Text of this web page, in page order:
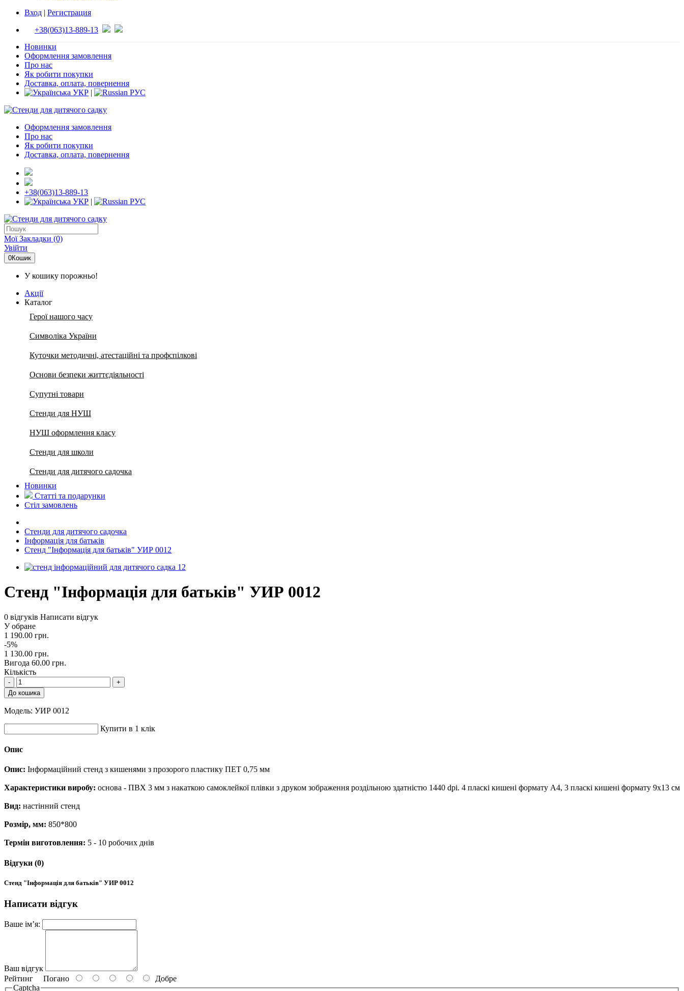
Вход | Регистрация
+38(063)13-889-13
Новинки
Оформлення замовлення
Про нас
Як робити покупки
Доставка, оплата, повернення
УКР | РУС
Оформлення замовлення
Про нас
Як робити покупки
Доставка, оплата, повернення
+38(063)13-889-13
УКР | РУС
Мої Закладки (0)
Увійти
0Кошик
У кошику порожньо!
Акції
Каталог
Герої нашого часу
Символіка України
Куточки методичні, атестаційні та профспілкові
Основи безпеки життєдіяльності
Супутні товари
Стенди для НУШ
НУШ оформлення класу
Стенди для школи
Стенди для дитячого садочка
Новинки
Статті та подарунки
Стіл замовлень
Стенди для дитячого садочка
Інформація для батьків
Стенд "Інформація для батьків" УИР 0012
Стенд "Інформація для батьків" УИР 0012
0 відгуків Написати відгук
У обране
1 190.00 грн.
-5%
1 130.00 грн.
Вигода 60.00 грн.
Кількість
-
+
До кошика
Модель: УИР 0012
Купити в 1 клік
Опис
Опис: Інформаційний стенд з кишенями з прозорого пластику ПЕТ 0,75 мм
Характеристики виробу: основа - ПВХ 3 мм з накаткою самоклейкої плівки з друком зображення роздільною здатністю 1440 dpi. 4 пласкі кишені формату А4, 3 пласкі кишені формату 9х13 см
Вид: настінний стенд
Розмір, мм: 850*800
Термін виготовлення: 5 - 10 робочих днів
Відгуки (0)
Стенд "Інформація для батьків" УИР 0012
Написати відгук
Ваше ім’я:
Ваш відгук
Рейтинг Погано
Добре
Captcha